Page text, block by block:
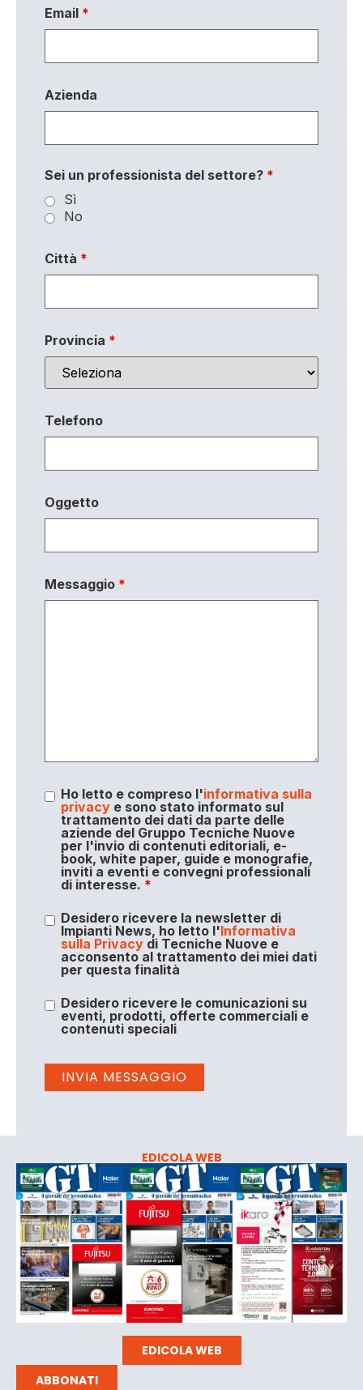
Email *
Azienda
Sei un professionista del settore? *
Sì
No
Città *
Provincia *
Telefono
Oggetto
Messaggio *
Ho letto e compreso l'informativa sulla
privacye sono stato informato sul
trattamento dei dati da parte delle
aziende del Gruppo Tecniche Nuove
per l'invio di contenuti editoriali, e-
book, white paper, guide e monografie,
inviti a eventi e convegni professionali
di interesse. *
Desidero ricevere la newsletter di
Impianti News, ho letto l'Informativa
sulla Privacydi Tecniche Nuove e
acconsento al trattamento dei miei dati
per questa finalità
Desidero ricevere le comunicazioni su
eventi, prodotti, offerte commerciali e
contenuti speciali
EDICOLA WEB
EDICOLA WEB
ABBONATI